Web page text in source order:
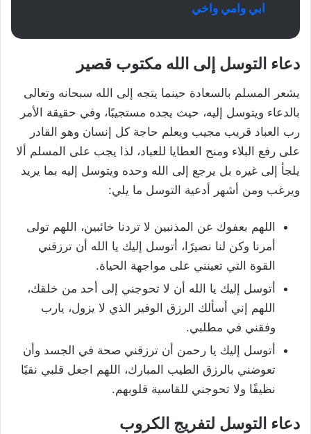
ابي وامي واخي
دعاء التوسل إلى الله مكتوب قصير
يشعر المسلم بالسعادة حينما يتجه إلى الله سبحانه وتعالى
بالدعاء ويتوسل إليه، حيث يجده مستجيبًا، وفي حقيقة الأمر
رب العباد قريب مجيب ويعلم حاجة كل إنسان وهو القادر
على رفع البلاء ومنح العطايا للعباد، لذا يجب على المسلم ألا
يلجأ إلى غيره بل يرجع إلى الله وحده ويتوسل إليه بما يريد
ويرغب ومن أشهر أدعية التوسل ما يلي:
اللهم بعفوك عن المذنبين لا تردنا خائبين، اللهم تولى
أمرنا وكن لنا نصيرًا، أتوسل إليك يا الله أن ترزقني
القوة التي تعينني على مواجهة الحياة.
أتوسل إليك يا الله أن لا تحوجني إلى أحد من خلقك،
اللهم إني أسألك الرزق الوفير الذي لا يزول، يارب
وفقني في مطلبي.
أتوسل إليك يا رحمن أن ترزقني صحة في الجسد وأن
تعوضني بالرزق الطيب المبارك، اللهم اجعل قلبي نقيًا
نظيفًا ولا تحوجني للقاسية قلوبهم.
دعاء التوسل لتفريج الكروب